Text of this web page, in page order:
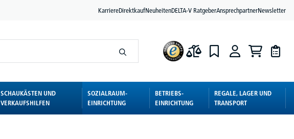
KarriereDirektkaufNeuheitenDELTA-V RatgeberAnsprechpartnerNewsletter
SCHAUKÄSTEN UND
VERKAUFSHILFEN
SOZIALRAUM-
EINRICHTUNG
BETRIEBS-
EINRICHTUNG
REGALE, LAGER UND
TRANSPORT